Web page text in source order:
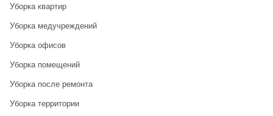
Уборка квартир
Уборка медучреждений
Уборка офисов
Уборка помещений
Уборка после ремонта
Уборка территории